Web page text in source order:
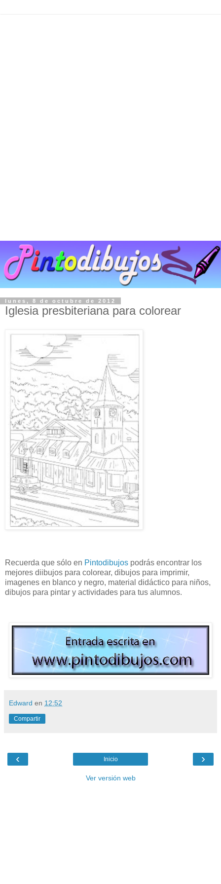
lunes, 8 de octubre de 2012
Iglesia presbiteriana para colorear
Recuerda que sólo en Pintodibujos podrás encontrar los
mejores diibujos para colorear, dibujos para imprimir,
imagenes en blanco y negro, material didáctico para niños,
dibujos para pintar y actividades para tus alumnos.
Edward en 12:52
Compartir
‹ ›
Inicio
Ver versión web